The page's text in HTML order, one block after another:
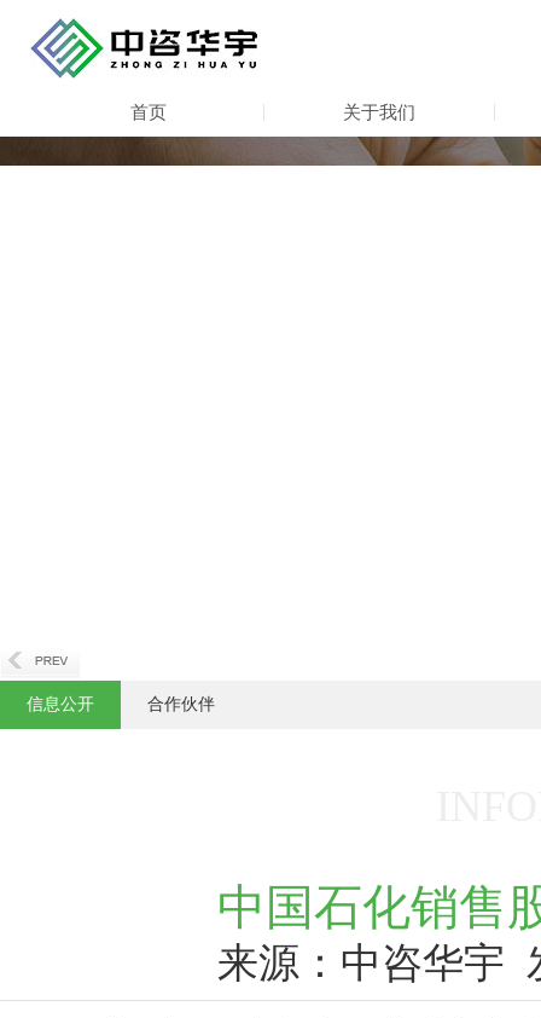
首页 关于我们
信息公开 合作伙伴
中国石化销售
来源：中咨华宇